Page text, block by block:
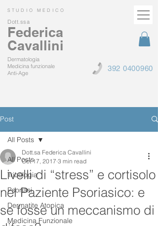
STUDIO MEDICO
Dott.ssa
Federica
Cavallini
Dermatologia
Medicina funzionale
Anti-Age
392 0400960
Post
All Posts
Tricologia
Psoriasi
Dermatite Atopica
Medicina Funzionale
All Posts
Livelli di “stress” e cortisolo
nel Paziente Psoriasico: e
se fosse un meccanismo di
Dott.sa Federica Cavallini
Oct 17, 2017 3 min read